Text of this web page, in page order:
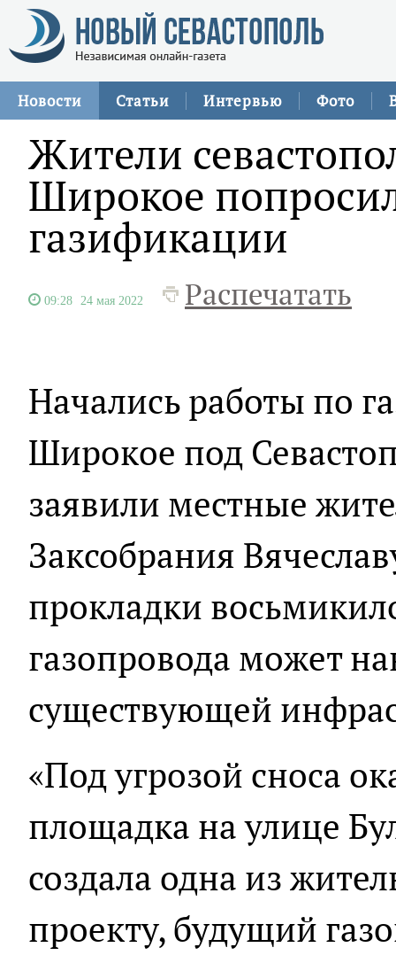
Новости Статьи Интервью Фото
Жители
Широкое
газификации
09:28 24 мая 2022 Распечатать
Начались работы по
Широкое под
заявили местные
Заксобрания
прокладки
газопровода может
существующей
«Под угрозой сноса
площадка на улице
создала одна из
проекту, будущий